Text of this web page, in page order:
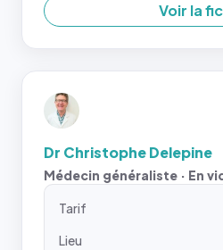
Voir la
Dr Christophe Delepine
Médecin généraliste · En
Tarif
Lieu